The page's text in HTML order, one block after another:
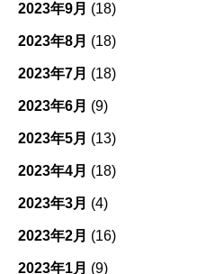
2023年9月 (18)
2023年8月 (18)
2023年7月 (18)
2023年6月 (9)
2023年5月 (13)
2023年4月 (18)
2023年3月 (4)
2023年2月 (16)
2023年1月 (9)